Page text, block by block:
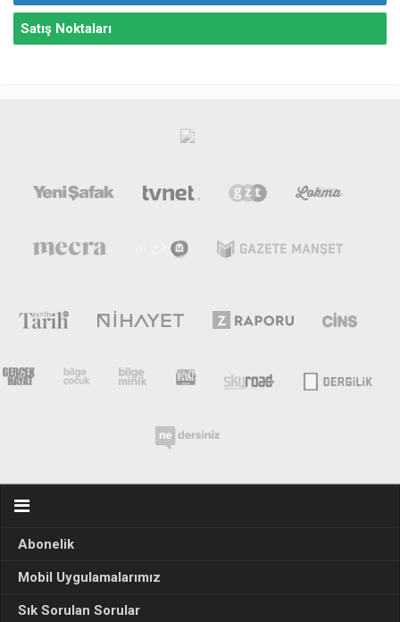
Satış Noktaları
Abonelik
Mobil Uygulamalarımız
Sık Sorulan Sorular